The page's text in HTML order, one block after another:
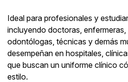
Ideal para profesionales y
incluyendo doctoras, enfermeras,
odontólogas, técnicas y demás
desempeñan en hospitales,
que buscan un uniforme clínico
estilo.